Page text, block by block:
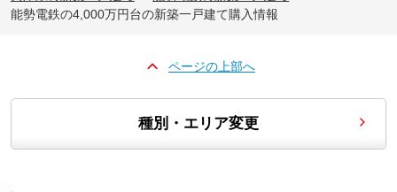
能勢電鉄の4,000万円台の新築一戸建て購入情報
ページの上部へ
種別・エリア変更